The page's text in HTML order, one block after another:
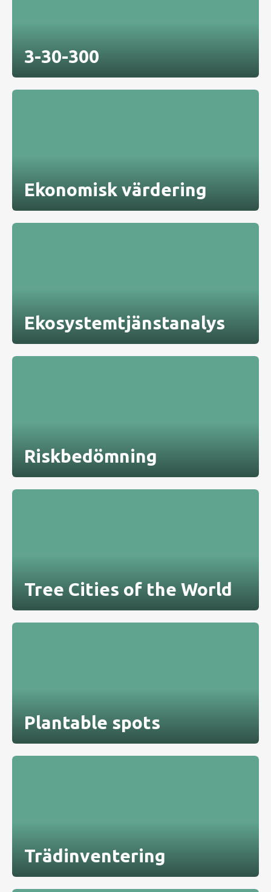
3-30-300
Ekonomisk värdering
Ekosystemtjänstanalys
Riskbedömning
Tree Cities of the World
Plantable spots
Trädinventering